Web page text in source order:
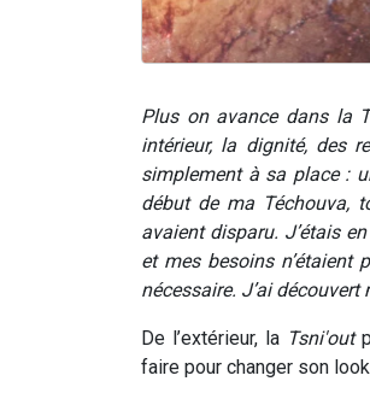
Plus on avance dans la
intérieur, la dignité, des
simplement à sa place :
début de ma Téchouva,
avaient disparu. J’étais
et mes besoins
nécessaire. J’ai
De l’extérieur, la Tsni'out
faire pour changer son